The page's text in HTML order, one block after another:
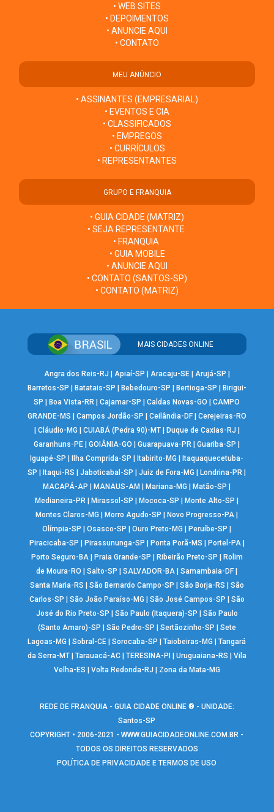
• WEB SITES
• DEPOIMENTOS
• ANUNCIE AQUI
• CONTATO
MEU ANÚNCIO
• ASSINANTES (EMPRESARIAL)
• EVENTOS E CIA
• CLASSIFICADOS
• EMPREGOS
• CURRÍCULOS
• REPRESENTANTES
GRUPO E FRANQUIA
• GUIA CIDADE (MATRIZ)
• SEJA REPRESENTANTE
• FRANQUIA
• GUIA MOBILE
• ANUNCIE AQUI
• CONTATO (SANTOS-SP)
• CONTATO (MATRIZ)
MAIS CIDADES ONLINE
Angra dos Reis-RJ | Apiaí-SP | Aracaju-SE| Arujá-SP |
Barretos-SP | Batatais-SP | Bebedouro-SP | Bertioga-SP | Birigui-
SP |Boa Vista-RR |Cajamar-SP |Caldas Novas-GO |CAMPO
GRANDE-MS | Campos Jordão-SP | Ceilândia-DF| Cerejeiras-RO
| Cláudio-MG | CUIABÁ (Pedra 90)-MT| Duque de Caxias-RJ |
Garanhuns-PE |GOIÂNIA-GO |Guarapuava-PR |Guariba-SP |
Iguapé-SP |Ilha Comprida-SP |Itabirito-MG |Itaquaquecetuba-
SP |Itaqui-RS |Jaboticabal-SP |Juiz de Fora-MG |Londrina-PR |
MACAPÁ-AP |MANAUS-AM |Mariana-MG |Matão-SP |
Medianeira-PR |Mirassol-SP |Mococa-SP |Monte Alto-SP |
Montes Claros-MG |Morro Agudo-SP |Novo Progresso-PA |
Olímpia-SP |Osasco-SP |Ouro Preto-MG |Peruíbe-SP |
Piracicaba-SP | Pirassununga-SP | Ponta Porã-MS | Portel-PA|
Porto Seguro-BA| Praia Grande-SP | Ribeirão Preto-SP | Rolim
de Moura-RO |Salto-SP |SALVADOR-BA |Samambaia-DF |
Santa Maria-RS | São Bernardo Campo-SP | São Borja-RS | São
Carlos-SP | São João Paraíso-MG | São José Campos-SP | São
José do Rio Preto-SP | São Paulo (Itaquera)-SP | São Paulo
(Santo Amaro)-SP | São Pedro-SP | Sertãozinho-SP | Sete
Lagoas-MG |Sobral-CE |Sorocaba-SP |Taiobeiras-MG |Tangará
da Serra-MT| Tarauacá-AC| TERESINA-PI | Uruguaiana-RS | Vila
Velha-ES | Volta Redonda-RJ | Zona da Mata-MG
REDE DE FRANQUIA - GUIA CIDADE ONLINE ® - UNIDADE:
Santos-SP
COPYRIGHT • 2006-2021 -WWW.GUIACIDADEONLINE.COM.BR -
TODOS OS DIREITOS RESERVADOS
POLÍTICA DE PRIVACIDADE E TERMOS DE USO